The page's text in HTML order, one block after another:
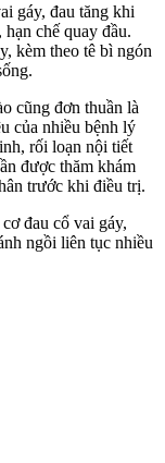
gáy, đau tăng khi
chế quay đầu.
kèm theo tê bì ngón
cũng đơn thuần là
của nhiều bệnh lý
rối loạn nội tiết
được thăm khám
trước khi điều trị.
đau cổ vai gáy,
ngồi liên tục nhiều